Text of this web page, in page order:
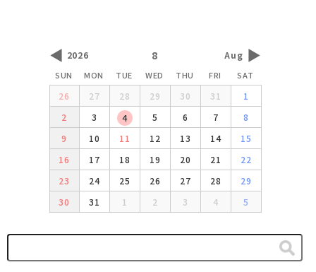
◀ 2026 8 Aug ▶
SUN MON TUE WED THU FRI SAT
26 27 28 29 30 31
1
2
3 4 5 6 7
8
9
10 11 12 13 14
15
16
17 18 19 20 21
22
23
24 25 26 27 28
29
30
31 1 2 3 4 5